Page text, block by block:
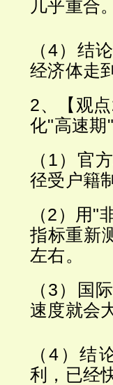
几乎重合。
（4）结
经济体走
2、【观
化"高速期
（1）官
径受户籍
（2）用"
指标重新
左右。
（3）国
速度就会
（4）结
利，已经